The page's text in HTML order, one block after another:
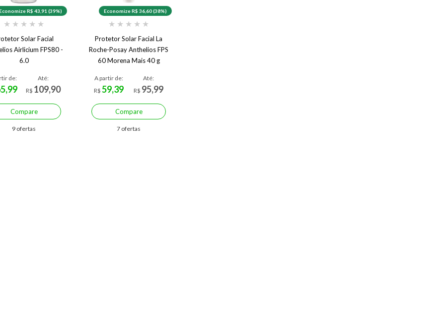
R$ 43,91 (39%)
★ ★ ★ ★ ★
Solar Facial
Airlicium FPS80 -
6.0
de:
Até:
R$ 109,90
Compare
9 ofertas
Economize R$ 36,60 (38%)
★ ★ ★ ★ ★
Protetor Solar Facial La
Roche-Posay Anthelios FPS
60 Morena Mais 40 g
A partir de:
R$59,39
Até:
R$ 95,99
Compare
7 ofertas